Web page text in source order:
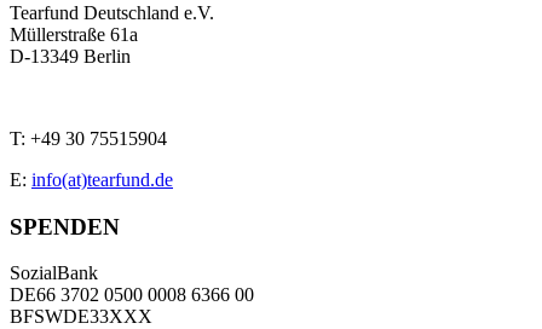
Tearfund Deutschland e.V.
Müllerstraße 61a
D-13349 Berlin
T: +49 30 75515904
E: info(at)tearfund.de
SPENDEN
SozialBank
DE66 3702 0500 0008 6366 00
BFSWDE33XXX